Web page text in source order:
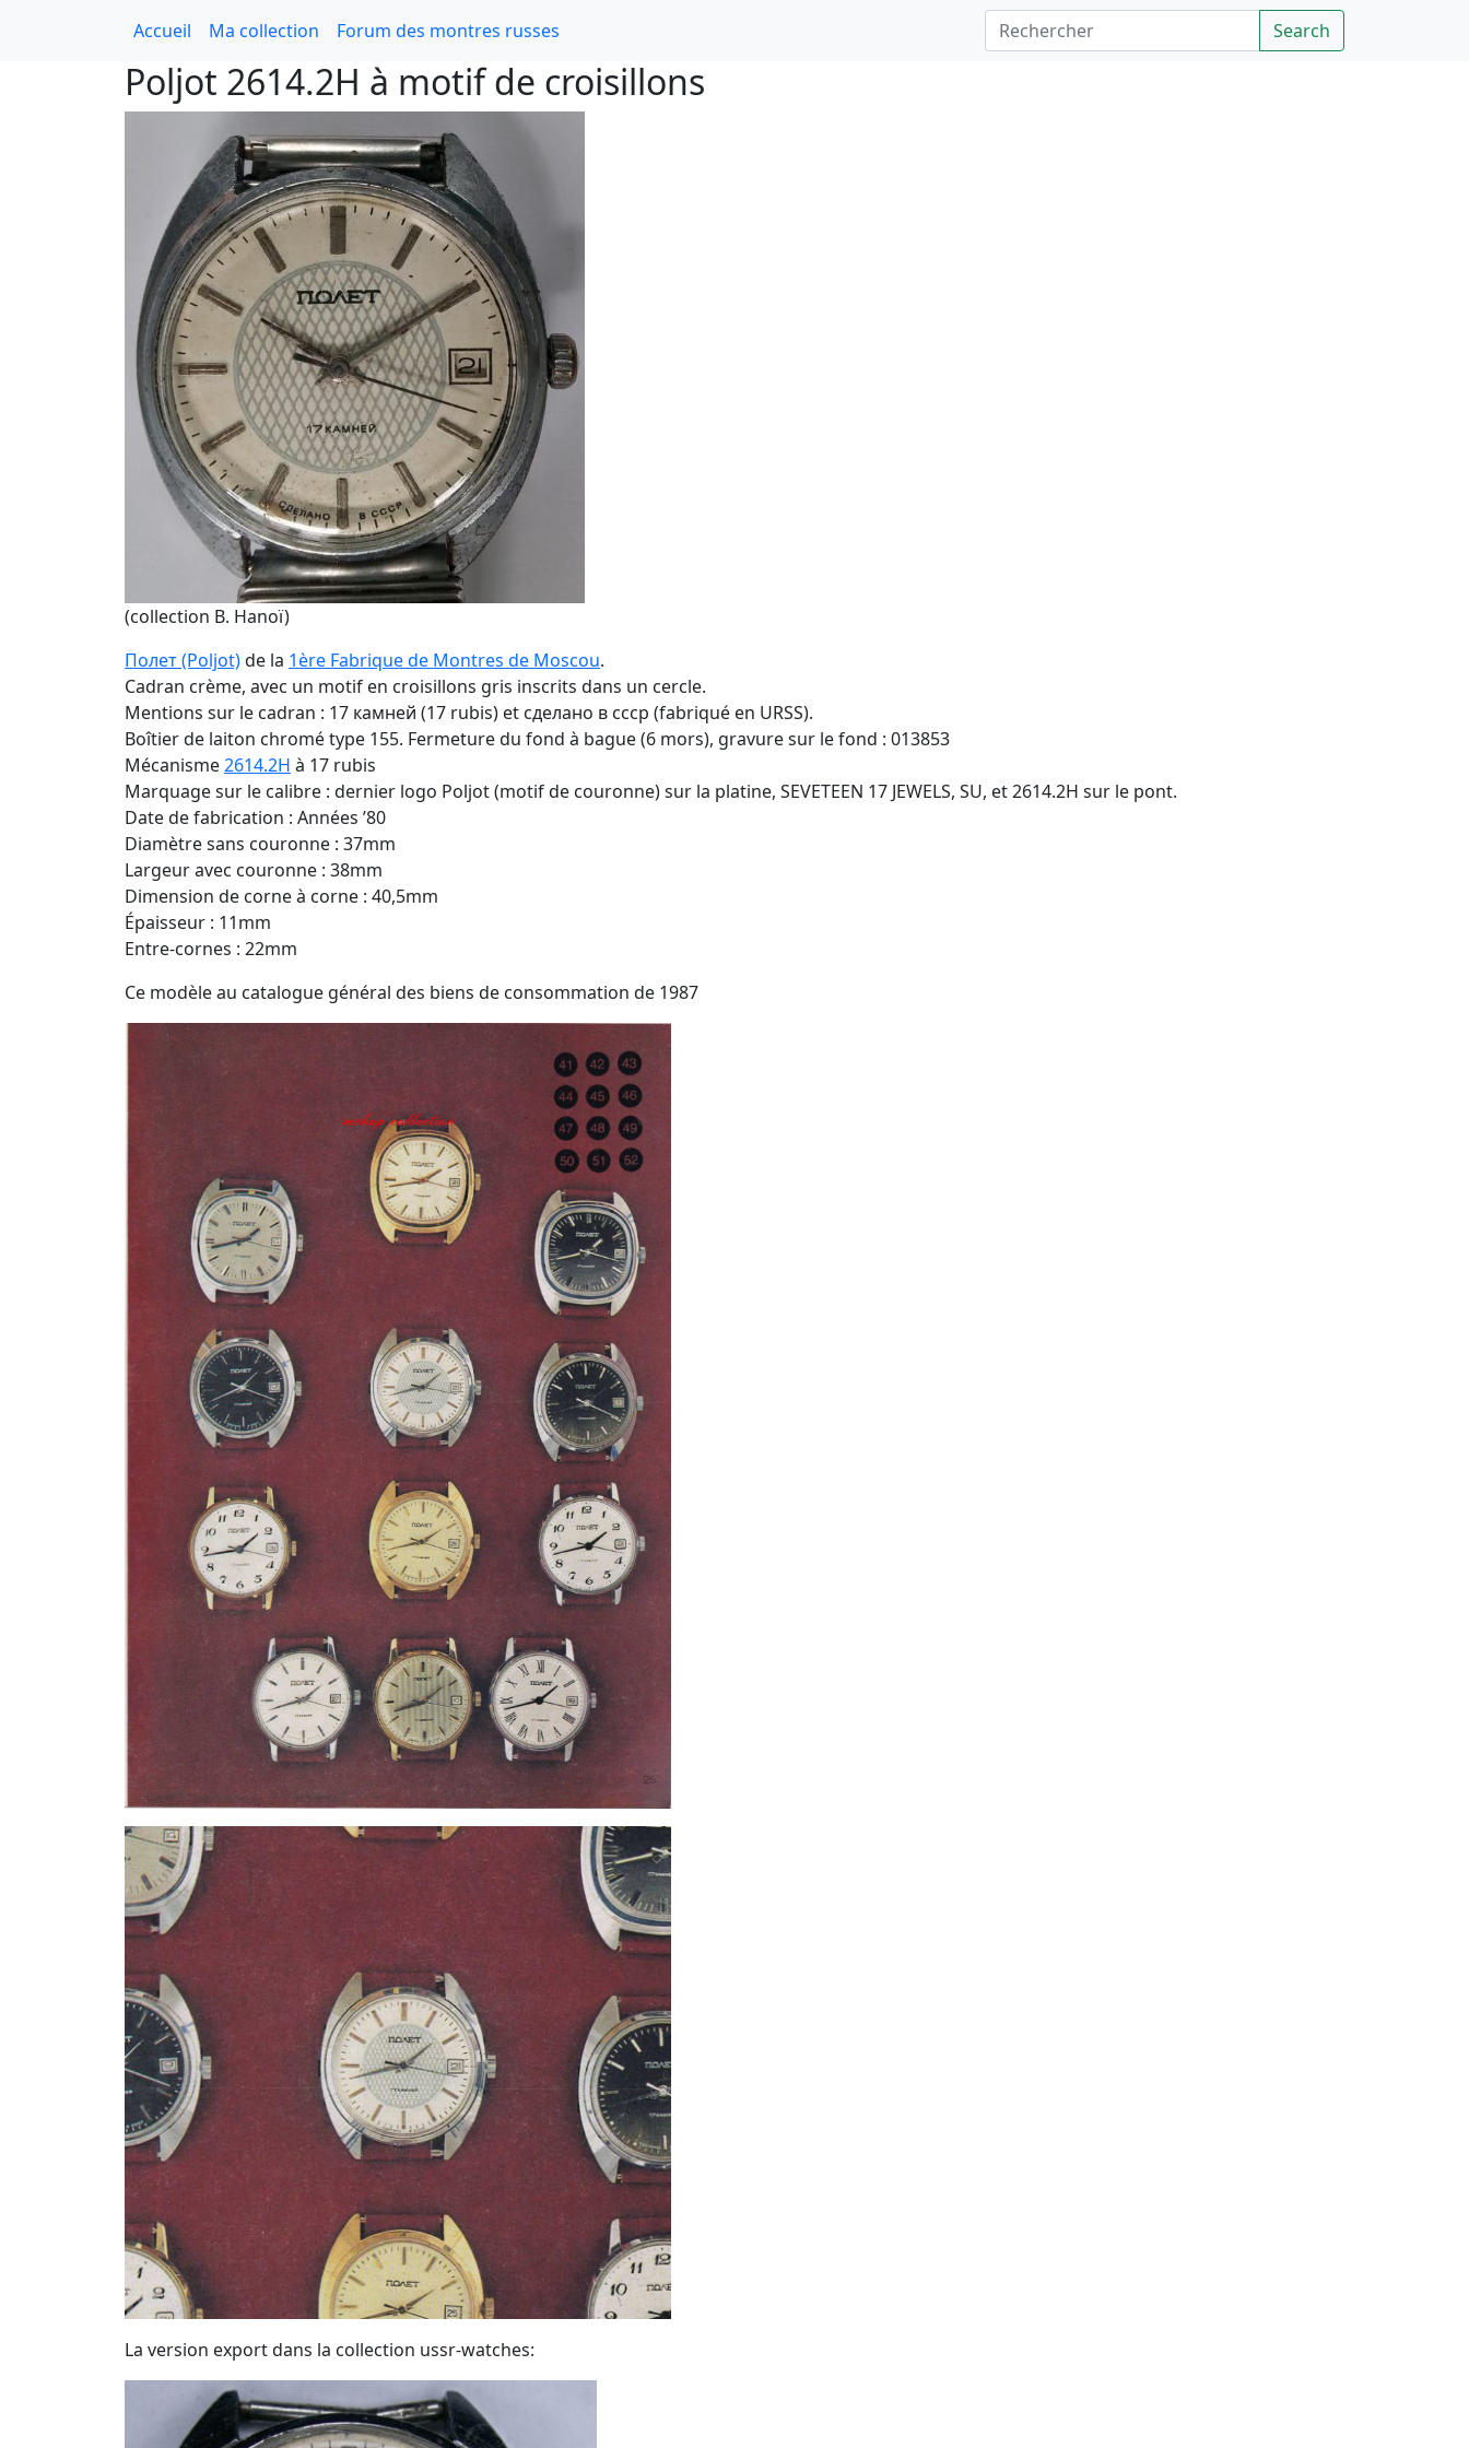
Accueil Ma collection Forum des montres russes Rechercher
Search
Poljot 2614.2H à motif de croisillons
(collection B. Hanoï)
Полет (Poljot)de la 1ère Fabrique de Montres de Moscou.
Cadran crème, avec un motif en croisillons gris inscrits dans un cercle.
Mentions sur le cadran : 17 камней (17 rubis) et cделано в cccp (fabriqué en URSS).
Boîtier de laiton chromé type 155. Fermeture du fond à bague (6 mors), gravure sur le fond : 013853
Mécanisme2614.2H à 17 rubis
Marquage sur le calibre : dernier logo Poljot (motif de couronne) sur la platine, SEVETEEN 17 JEWELS, SU, et 2614.2H sur le pont.
Date de fabrication : Années ’80
Diamètre sans couronne : 37mm
Largeur avec couronne : 38mm
Dimension de corne à corne : 40,5mm
Épaisseur : 11mm
Entre-cornes : 22mm
Ce modèle au catalogue général des biens de consommation de 1987
La version export dans la collection ussr-watches: